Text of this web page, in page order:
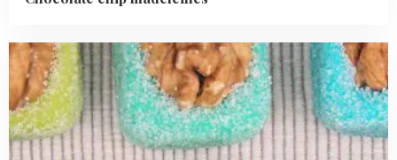
Read
more
about
Walnoot
bonbons